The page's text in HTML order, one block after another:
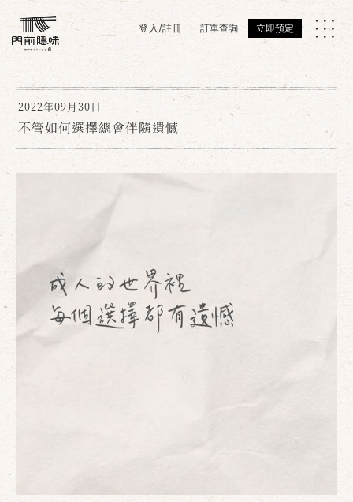
登入/註冊 訂單查詢 立即預定
2022年09月30日
不管如何選擇總會伴隨遺憾